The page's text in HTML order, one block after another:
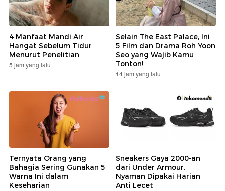
4 Manfaat Mandi Air
Hangat Sebelum Tidur
Menurut Penelitian
5 jam yang lalu
Selain The East Palace, Ini
5 Film dan Drama Roh Yoon
Seo yang Wajib Kamu
Tonton!
14 jam yang lalu
Ternyata Orang yang
Bahagia Sering Gunakan 5
Warna Ini dalam
Keseharian
Sneakers Gaya 2000-an
dari Under Armour,
Nyaman Dipakai Harian
Anti Lecet